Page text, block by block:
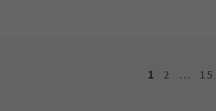
Posts navigation
1 2 … 15